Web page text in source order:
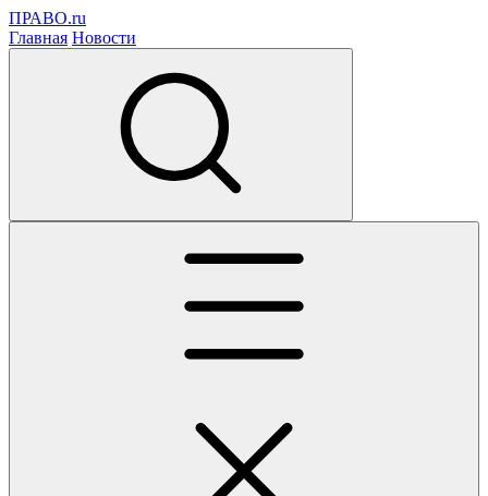
ПРАВО.ru
Главная Новости